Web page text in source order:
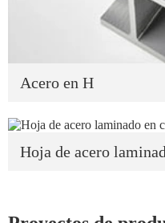
Acero en H
Hoja de acero